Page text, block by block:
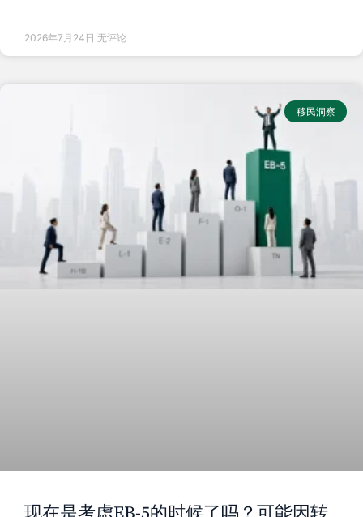
2026年7月24日 无评论
移民洞察